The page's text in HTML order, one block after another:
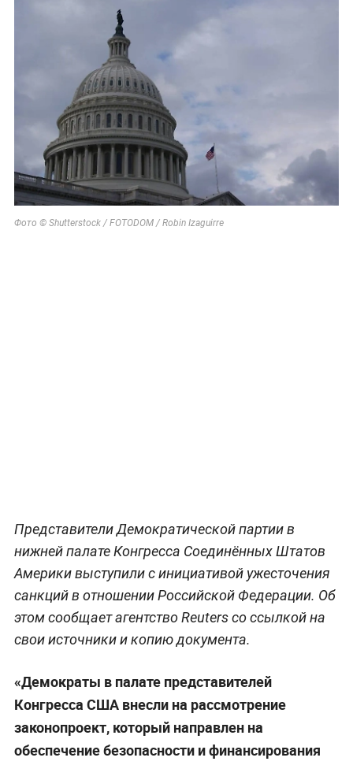
Фото © Shutterstock / FOTODOM / Robin Izaguirre
Представители Демократической партии в
нижней палате Конгресса Соединённых Штатов
Америки выступили с инициативой ужесточения
санкций в отношении Российской Федерации. Об
этом сообщает агентство Reuters со ссылкой на
свои источники и копию документа.
«Демократы в палате представителей
Конгресса США внесли на рассмотрение
законопроект, который направлен на
обеспечение безопасности и финансирования